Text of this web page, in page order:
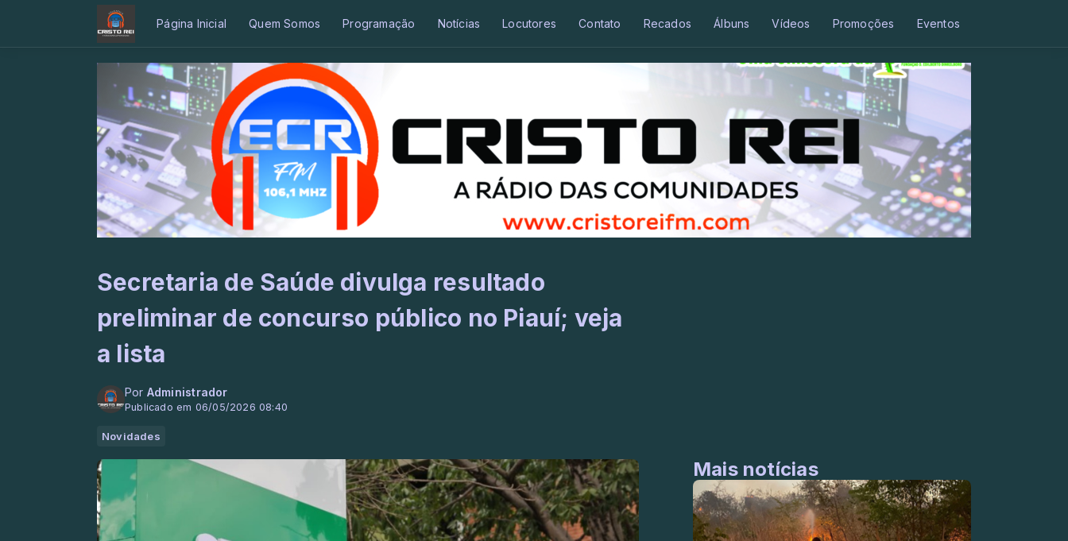
Página Inicial Quem Somos Programação Notícias Locutores Contato Recados Álbuns Vídeos Promoções Eventos
Secretaria de Saúde divulga resultado
preliminar de concurso público no Piauí; veja
a lista
Por Administrador
Publicado em 06/05/2026 08:40
Novidades
Mais notícias